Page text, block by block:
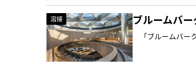
溶接 ブルームバ
「ブルームバー